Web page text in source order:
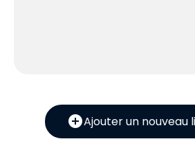
add_circleAjouter un nouveau